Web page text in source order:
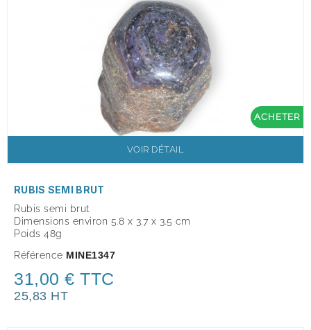
ACHETER
VOIR DÉTAIL
RUBIS SEMI BRUT
Rubis semi brut
Dimensions environ 5.8 x 3.7 x 3.5 cm
Poids 48g
Référence MINE1347
31,00 € TTC
25,83 HT